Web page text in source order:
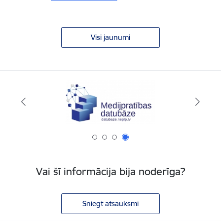
Visi jaunumi
Vai šī informācija bija noderīga?
Sniegt atsauksmi